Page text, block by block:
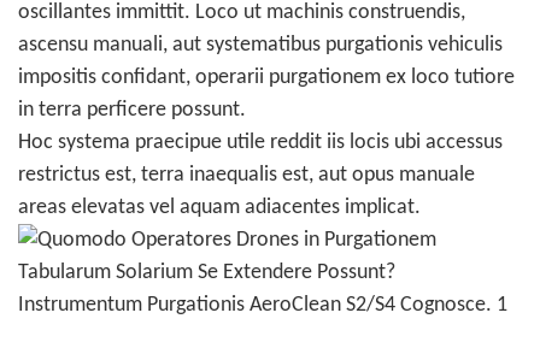
oscillantes immittit. Loco ut machinis construendis,
ascensu manuali, aut systematibus purgationis vehiculis
impositis confidant, operarii purgationem ex loco tutiore
in terra perficere possunt.
Hoc systema praecipue utile reddit iis locis ubi accessus
restrictus est, terra inaequalis est, aut opus manuale
areas elevatas vel aquam adiacentes implicat.